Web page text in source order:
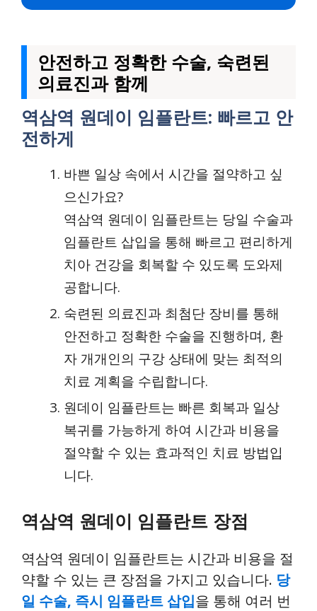
안전하고 정확한 수술, 숙련된
의료진과 함께
역삼역 원데이 임플란트: 빠르고 안
전하게
바쁜 일상 속에서 시간을 절약하고 싶
으신가요?
역삼역 원데이 임플란트는 당일 수술과
임플란트 삽입을 통해 빠르고 편리하게
치아 건강을 회복할 수 있도록 도와제
공합니다.
숙련된 의료진과 최첨단 장비를 통해
안전하고 정확한 수술을 진행하며, 환
자 개개인의 구강 상태에 맞는 최적의
치료 계획을 수립합니다.
원데이 임플란트는 빠른 회복과 일상
복귀를 가능하게 하여 시간과 비용을
절약할 수 있는 효과적인 치료 방법입
니다.
역삼역 원데이 임플란트 장점
역삼역 원데이 임플란트는 시간과 비용을 절
약할 수 있는 큰 장점을 가지고 있습니다. 당
일 수술, 즉시 임플란트 삽입을 통해 여러 번